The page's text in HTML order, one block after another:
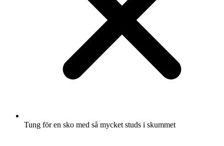
Tung för en sko med så mycket studs i skummet